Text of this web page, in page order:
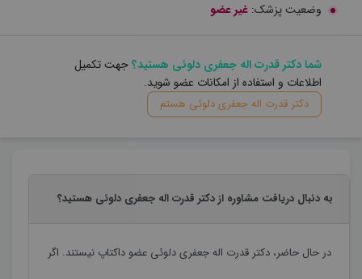
وضعیت پزشک: غیر عضو
شما دکتر قدرت اله جعفری دلوئی هستید؟جهت تکمیل
اطلاعات و استفاده از امکانات عضو شوید.
دکتر قدرت اله جعفری دلوئی هستم
به دنبال دریافت مشاوره از دکتر قدرت اله جعفری دلوئی هستید؟
در حال حاضر،دکتر قدرت اله جعفری دلوئی عضو داکتاپ نیستند. اگر